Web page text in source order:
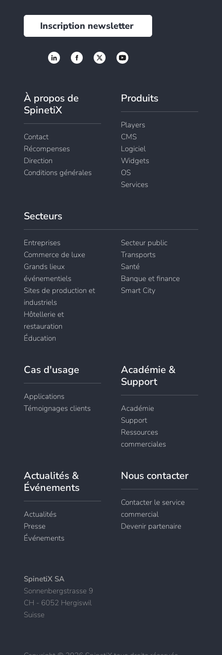
À propos de
SpinetiX
Contact
Récompenses
Direction
Conditions générales
Produits
Players
CMS
Logiciel
Widgets
OS
Services
Secteurs
Entreprises
Commerce de luxe
Grands lieux
événementiels
Sites de production et
industriels
Hôtellerie et
restauration
Éducation
Secteur public
Transports
Santé
Banque et finance
Smart City
Cas d'usage
Applications
Témoignages clients
Académie &
Support
Académie
Support
Ressources
commerciales
Actualités &
Événements
Actualités
Presse
Événements
Nous contacter
Contacter le service
commercial
Devenir partenaire
SpinetiX SA
Sonnenbergstrasse 9
CH - 6052 Hergiswil
Suisse
Inscription newsletter